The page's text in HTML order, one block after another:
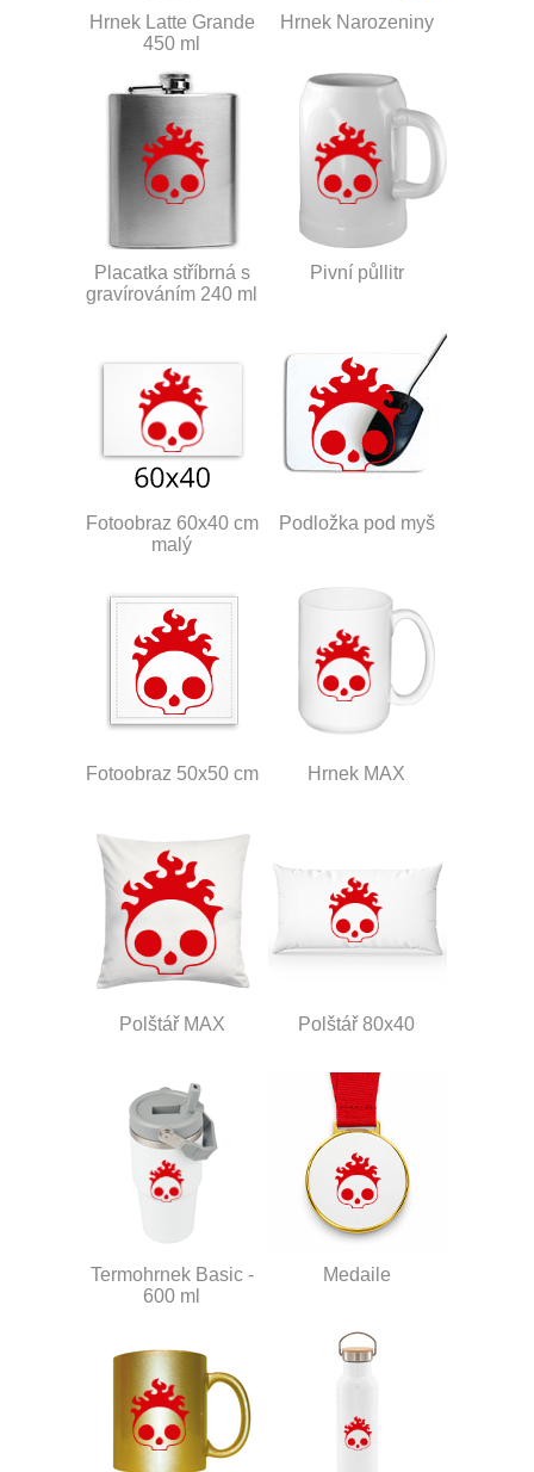
Hrnek Latte Grande
450 ml
Hrnek Narozeniny
Placatka stříbrná s
gravírováním 240 ml
Pivní půllitr
Fotoobraz 60x40 cm
malý
Podložka pod myš
Fotoobraz 50x50 cm Hrnek MAX
Polštář MAX Polštář 80x40
Termohrnek Basic -
600 ml
Medaile